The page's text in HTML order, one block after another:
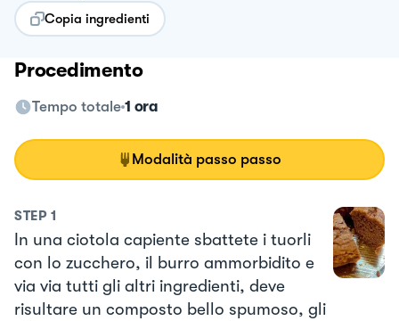
Copia ingredienti
Procedimento
Tempo totale 1 ora
Modalità passo passo
STEP 1
In una ciotola capiente sbattete i tuorli
con lo zucchero, il burro ammorbidito e
via via tutti gli altri ingredienti, deve
risultare un composto bello spumoso, gli